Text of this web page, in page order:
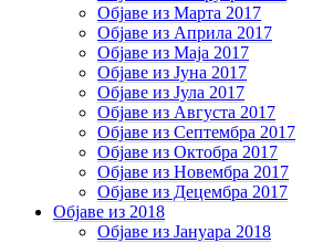
Објаве из Марта 2017
Објаве из Априла 2017
Објаве из Маја 2017
Објаве из Јуна 2017
Објаве из Јула 2017
Објаве из Августа 2017
Објаве из Септембра 2017
Објаве из Октобра 2017
Објаве из Новембра 2017
Објаве из Децембра 2017
Објаве из 2018
Објаве из Јануара 2018